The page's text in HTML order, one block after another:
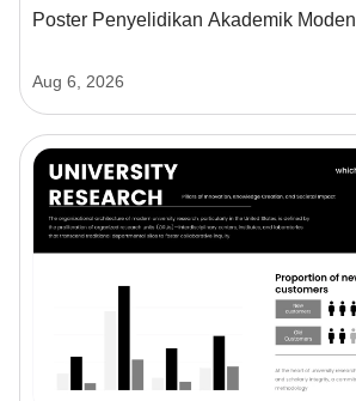
Poster Penyelidikan Akademik Moden
Aug 6, 2026